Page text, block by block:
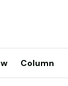
Column